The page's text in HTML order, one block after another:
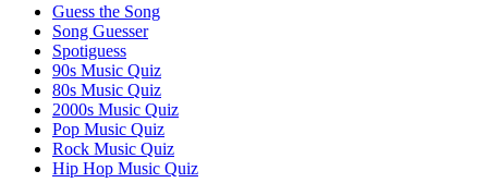
Guess the Song
Song Guesser
Spotiguess
90s Music Quiz
80s Music Quiz
2000s Music Quiz
Pop Music Quiz
Rock Music Quiz
Hip Hop Music Quiz